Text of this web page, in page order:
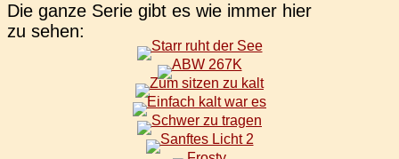
Die ganze Serie gibt es wie immer hier
zu sehen: